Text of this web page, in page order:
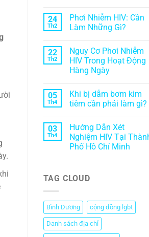
24
Th2
Phơi Nhiễm HIV: Cần
Làm Những Gì?
22
Th2
Nguy Cơ Phơi Nhiễm
HIV Trong Hoạt Động
Hàng Ngày
05
Th4
Khi bị dẫm bơm kim
tiêm cần phải làm gì?
03
Th4
Hướng Dẫn Xét
Nghiệm HIV Tại
Phố Hồ Chí Minh
TAG CLOUD
Bình Dương cộng đồng lgbt
Danh sách địa chỉ